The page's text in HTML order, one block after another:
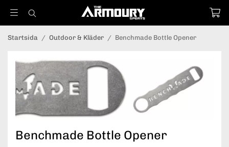
Startsida / Outdoor & Kläder / Benchmade Bottle Opener
Benchmade Bottle Opener